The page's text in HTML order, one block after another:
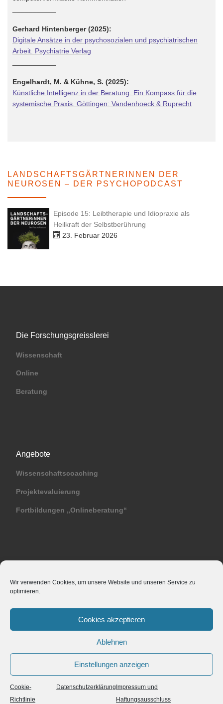
Wir verwenden Cookies, um unsere Website und unseren Service zu
optimieren.
Cookies akzeptieren
Ablehnen
Einstellungen anzeigen
Cookie-
Richtlinie
Datenschutzerklärung Impressum und
Haftungsausschluss
Gerhard Hintenberger (2025):
Digitale Ansätze in der psychosozialen und psychiatrischen
Arbeit. Psychiatrie Verlag
Engelhardt, M. & Kühne, S. (2025):
Künstliche Intelligenz in der Beratung. Ein Kompass für die
systemische Praxis. Göttingen: Vandenhoeck & Ruprecht
LANDSCHAFTSGÄRTNERINNEN DER
NEUROSEN – DER PSYCHOPODCAST
Episode 15: Leibtherapie und Idiopraxie als
Heilkraft der Selbstberührung
23. Februar 2026
Die Forschungsgreisslerei
Wissenschaft
Online
Beratung
Angebote
Wissenschaftscoaching
Projektevaluierung
Fortbildungen „Onlineberatung“
Bildquellen
Datenschutzerklärung
© 2026 Die Forschungsgreisslerei – Alle Rechte vorbehalten